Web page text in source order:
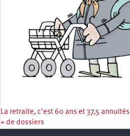
La retraite, c'est 60 ans et 37,5 annuités
+ de dossiers